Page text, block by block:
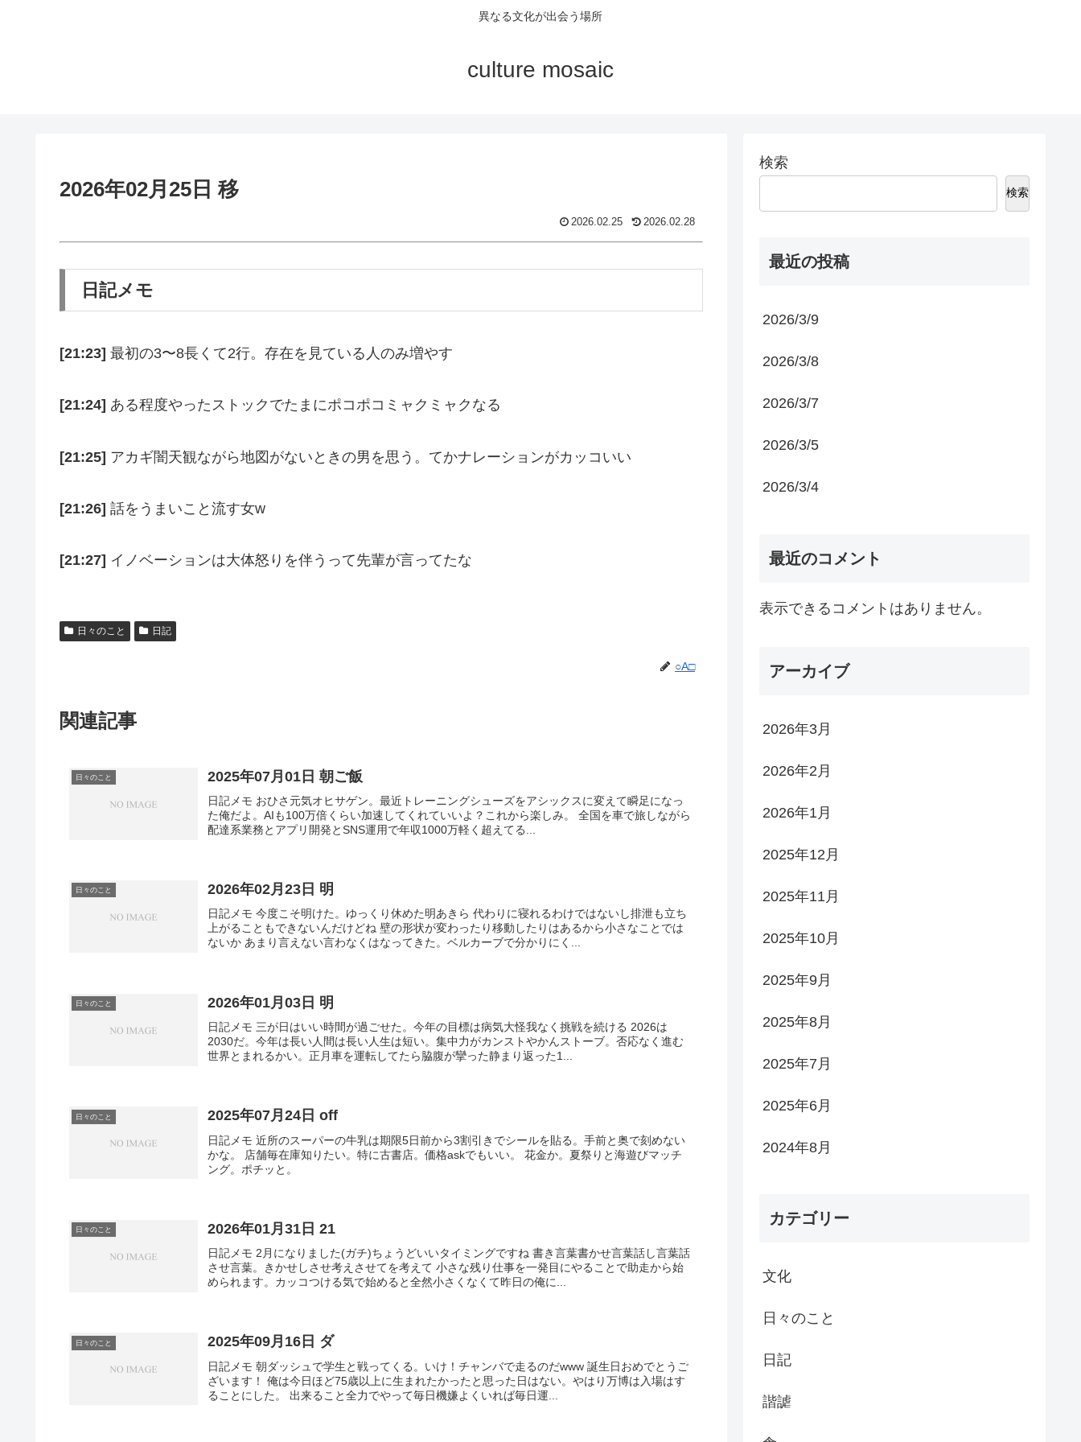
異なる文化が出会う場所
culture mosaic
2026年02月25日 移
2026.02.25 2026.02.28
日記メモ
[21:23] 最初の3〜8長くて2行。存在を見ている人のみ増やす
[21:24] ある程度やったストックでたまにポコポコミャクミャクなる
[21:25] アカギ闇天観ながら地図がないときの男を思う。てかナレーションがカッコいい
[21:26] 話をうまいこと流す女w
[21:27] イノベーションは大体怒りを伴うって先輩が言ってたな
日々のこと 日記
○A□
関連記事
日々のこと 2025年07月01日 朝ご飯
日記メモ おひさ元気オヒサゲン。最近トレーニングシューズをアシックスに変えて瞬足になっ
た俺だよ。AIも100万倍くらい加速してくれていいよ？これから楽しみ。 全国を車で旅しながら
配達系業務とアプリ開発とSNS運用で年収1000万軽く超えてる...
日々のこと 2026年02月23日 明
日記メモ 今度こそ明けた。ゆっくり休めた明あきら 代わりに寝れるわけではないし排泄も立ち
上がることもできないんだけどね 壁の形状が変わったり移動したりはあるから小さなことでは
ないか あまり言えない言わなくはなってきた。ベルカーブで分かりにく...
日々のこと 2026年01月03日 明
日記メモ 三が日はいい時間が過ごせた。今年の目標は病気大怪我なく挑戦を続ける 2026は
2030だ。今年は長い人間は長い人生は短い。集中力がカンストやかんストーブ。否応なく進む
世界とまれるかい。正月車を運転してたら脇腹が攣った静まり返った1...
日々のこと 2025年07月24日 off
日記メモ 近所のスーパーの牛乳は期限5日前から3割引きでシールを貼る。手前と奥で刻めない
かな。 店舗毎在庫知りたい。特に古書店。価格askでもいい。 花金か。夏祭りと海遊びマッチ
ング。ポチッと。
日々のこと 2026年01月31日 21
日記メモ 2月になりました(ガチ)ちょうどいいタイミングですね 書き言葉書かせ言葉話し言葉話
させ言葉。きかせしさせ考えさせてを考えて 小さな残り仕事を一発目にやることで助走から始
められます。カッコつける気で始めると全然小さくなくて昨日の俺に...
日々のこと 2025年09月16日 ダ
日記メモ 朝ダッシュで学生と戦ってくる。いけ！チャンバで走るのだwww 誕生日おめでとうご
ざいます！ 俺は今日ほど75歳以上に生まれたかったと思った日はない。やはり万博は入場はす
ることにした。 出来ること全力でやって毎日機嫌よくいれば毎日運...
検索
検索
最近の投稿
2026/3/9
2026/3/8
2026/3/7
2026/3/5
2026/3/4
最近のコメント
表示できるコメントはありません。
アーカイブ
2026年3月
2026年2月
2026年1月
2025年12月
2025年11月
2025年10月
2025年9月
2025年8月
2025年7月
2025年6月
2024年8月
カテゴリー
文化
日々のこと
日記
諧謔